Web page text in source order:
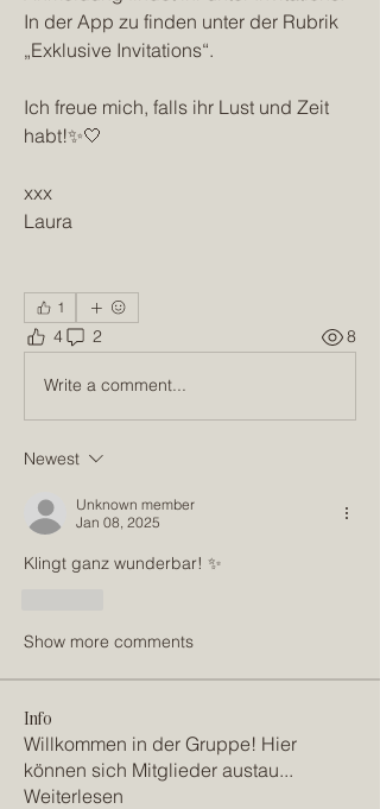
In der App zu finden unter der Rubrik
„Exklusive Invitations“.
Ich freue mich, falls ihr Lust und Zeit
habt!✨🤍
xxx
Laura
1
4 2 8
Write a comment...
Newest
Unknown member
Jan 08, 2025
Klingt ganz wunderbar! ✨
Show more comments
Info
Willkommen in der Gruppe! Hier
können sich Mitglieder austau...
Weiterlesen